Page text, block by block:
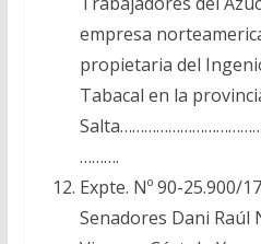
empresa
propietaria del
Tabacal en la
……….
Expte. Nº 90-25.900/
Senadores Dani Raúl